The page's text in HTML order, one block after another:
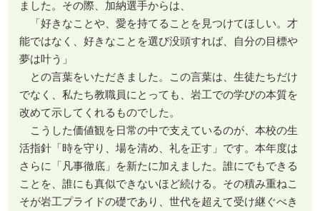
ました。その際、加納選手からは、
「好きなことや、愛を持てることを見つけてほしい。才
能ではなく、好きなことを選び没頭すれば、自分の目標や
夢は叶う」
との言葉をいただきました。この言葉は、生徒たちだけ
でなく、私たち教職員にとっても、岩工での学びの本質を
改めて示してくれるものでした。
こうした価値観を日常の中で支えているのが、本校の生
活指針「時を守り、場を清め、礼を正す」です。本年度は
さらに「凡事徹底」を新たに加えました。誰にでもできる
ことを、誰にも真似できないほど続ける。その積み重ねこ
そが岩工プライドの礎であり、世代を超えて受け継ぐべき